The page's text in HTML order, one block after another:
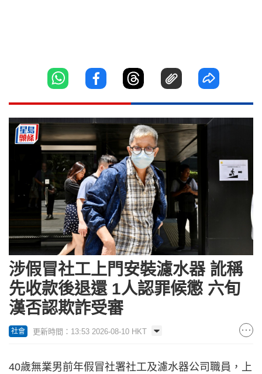
涉假冒社工上門安裝濾水器 訛稱
先收款後退還 1人認罪候懲 六旬
漢否認欺詐受審
社會 更新時間：13:53 2026-08-10 HKT
40歲無業男前年假冒社署社工及濾水器公司職員，上